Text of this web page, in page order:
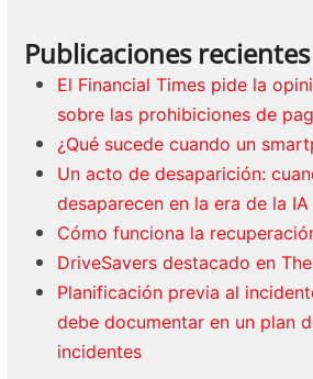
Publicaciones recientes
El Financial Times pide la
sobre las prohibiciones de
¿Qué sucede cuando un
Un acto de desaparición:
desaparecen en la era de la IA
Cómo funciona la
DriveSavers destacado en
Planificación previa al
debe documentar en un plan
incidentes